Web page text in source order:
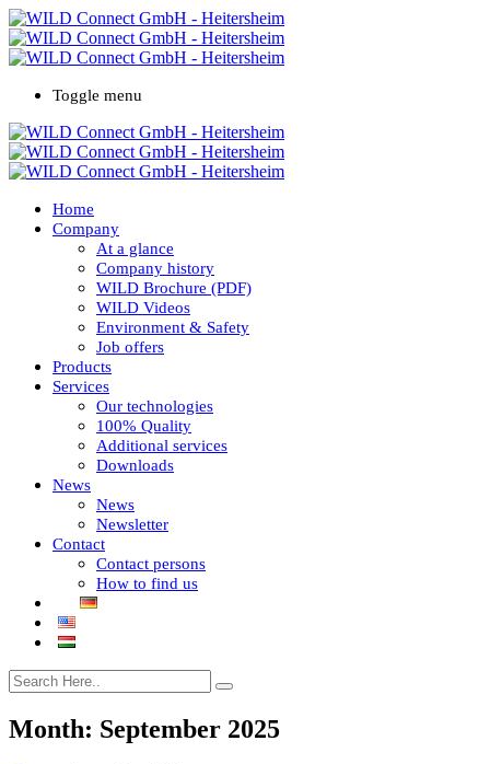
Toggle menu
Home
Company
At a glance
Company history
WILD Brochure (PDF)
WILD Videos
Environment & Safety
Job offers
Products
Services
Our technologies
100% Quality
Additional services
Downloads
News
News
Newsletter
Contact
Contact persons
How to find us
Month: September 2025